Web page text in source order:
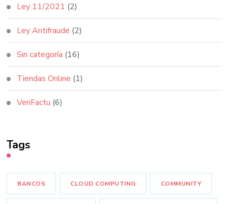
Ley 11/2021 (2)
Ley Antifraude (2)
Sin categoría (16)
Tiendas Online (1)
VeriFactu (6)
Tags
BANCOS CLOUD COMPUTING COMMUNITY